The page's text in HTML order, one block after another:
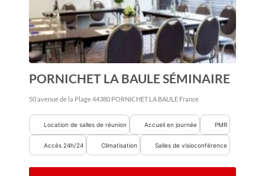
PORNICHET LA BAULE SÉMINAIRE
50 avenue de la Plage44380 PORNICHET LA BAULE France
Location de salles de réunion Accueil en journée PMR
Accès 24h/24 Climatisation Salles de visioconférence